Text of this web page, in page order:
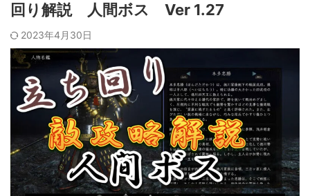
回り解説 人間ボス Ver 1.27
2023年4月30日